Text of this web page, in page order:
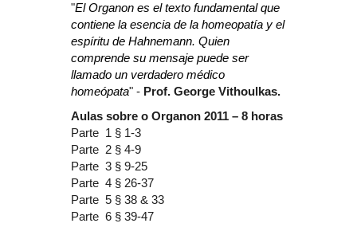
"El Organon es el texto fundamental que
contiene la esencia de la homeopatía y el
espíritu de Hahnemann. Quien
comprende su mensaje puede ser
llamado un verdadero médico
homeópata" - Prof. George Vithoulkas.
Aulas sobre o Organon 2011 – 8 horas
Parte 1 § 1-3
Parte 2 § 4-9
Parte 3 § 9-25
Parte 4 § 26-37
Parte 5 § 38 & 33
Parte 6 § 39-47